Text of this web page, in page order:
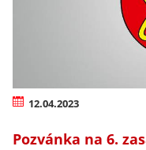
12.04.2023
Pozvánka na 6.